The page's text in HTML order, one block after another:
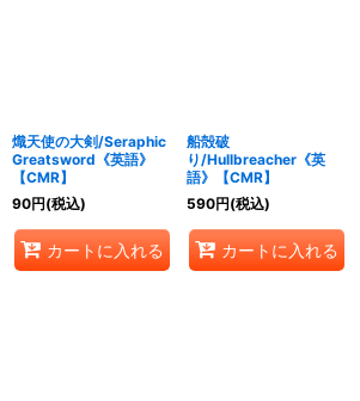
熾天使の大剣/Seraphic
Greatsword《英語》
【CMR】
90円(税込)
カートに入れる
船殻破
り/Hullbreacher《英
語》【CMR】
590円(税込)
カートに入れる